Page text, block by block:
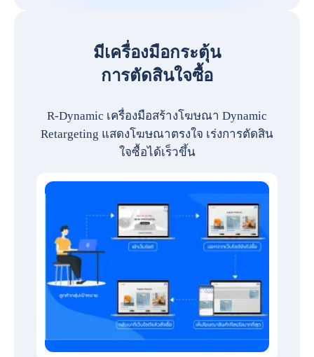
มีเครื่องมือกระตุ้น
การตัดสินใจซื้อ
R-Dynamic เครื่องมือสร้างโฆษณา Dynamic
Retargeting แสดงโฆษณาตรงใจ เร่งการตัดสิน
ใจซื้อได้เร็วขึ้น